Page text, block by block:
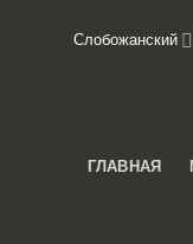
Слобожанский
ГЛАВНАЯ